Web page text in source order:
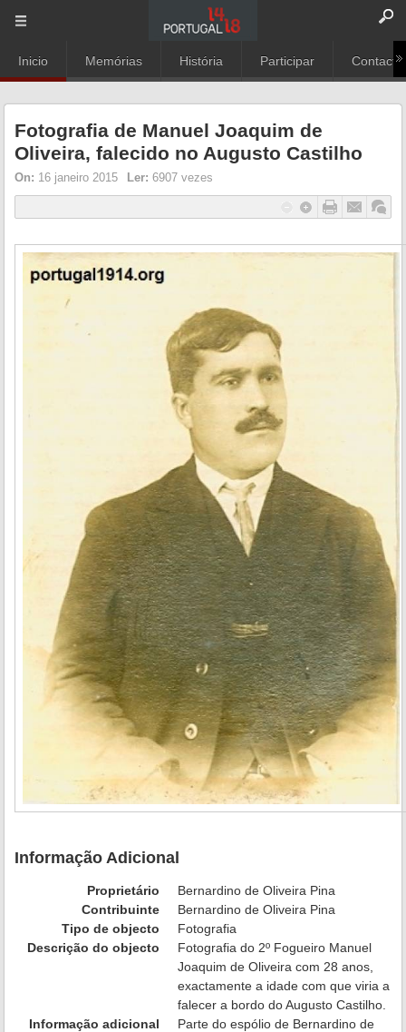
Inicio Memórias História Participar
Fotografia de Manuel Joaquim de
Oliveira, falecido no Augusto Castilho
On: 16 janeiro 2015 Ler: 6907 vezes
Informação Adicional
Proprietário
Bernardino de Oliveira Pina
Contribuinte
Bernardino de Oliveira Pina
Tipo de objecto
Fotografia
Descrição do objecto
Fotografia do 2º Fogueiro Manuel
Joaquim de Oliveira com 28 anos,
exactamente a idade com que viria a
falecer a bordo do Augusto Castilho.
Informação adicional
Parte do espólio de Bernardino de